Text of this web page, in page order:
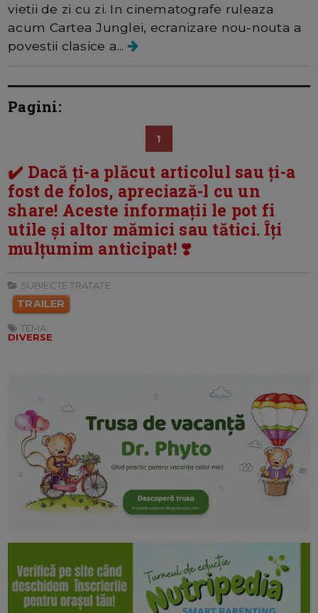
vietii de zi cu zi. In cinematografe ruleaza
acum Cartea Junglei, ecranizare nou-nouta a
povestii clasice a...
Pagini:
1
✔️ Dacă ți-a plăcut articolul sau ți-a
fost de folos, apreciază-l cu un
share! Aceste informații le pot fi
utile și altor mămici sau tătici. Îți
mulțumim anticipat! ❣️
SUBIECTE TRATATE:
TRAILER
TEMA:
DIVERSE